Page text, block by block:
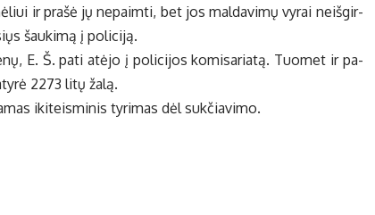
ir pra­šė jų ne­pa­im­ti, bet jos mal­da­vi­mų vy­rai ne­iš­gir­
šau­ki­mą į po­li­ci­ją.
E. Š. pa­ti at­ėjo į po­li­ci­jos ko­mi­sa­ria­tą. Tuo­met ir pa­
2273 li­tų ža­lą.
iki­teis­mi­nis ty­ri­mas dėl suk­čia­vi­mo.